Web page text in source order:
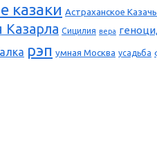
казаки Астраханское
Казарла Сицилия вера
рэп умная Москва усадьба